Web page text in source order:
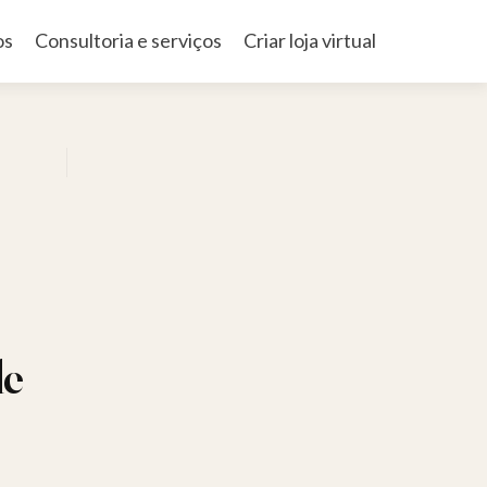
Consultoria e serviços Criar loja virtual